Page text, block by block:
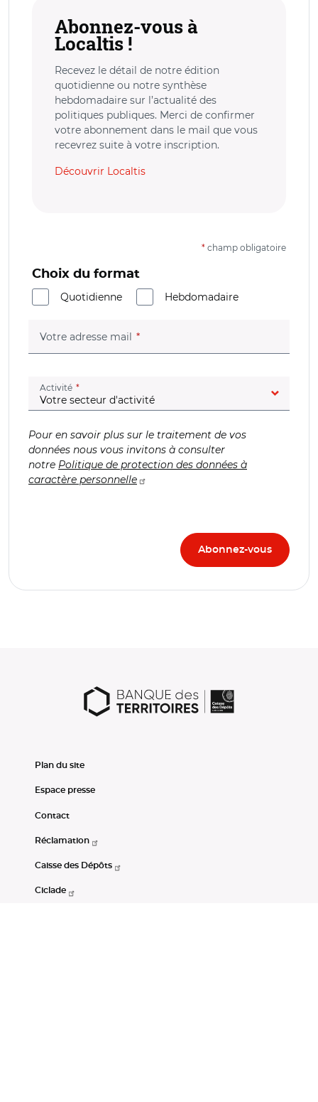
Abonnez-vous à
Localtis !
Recevez le détail de notre édition
quotidienne ou notre synthèse
hebdomadaire sur l’actualité des
politiques publiques. Merci de confirmer
votre abonnement dans le mail que vous
recevrez suite à votre inscription.
Découvrir Localtis
* champ obligatoire
Choix du format
Quotidienne
Hebdomadaire
Votre adresse mail (champ obligatoire)
Activité (champ obligatoire)
Pour en savoir plus sur le traitement de vos
données nous vous invitons à consulter
notre Politique de protection des données à
caractère personnelle
Plan du site
Espace presse
Contact
Réclamation
Caisse des Dépôts
Ciclade